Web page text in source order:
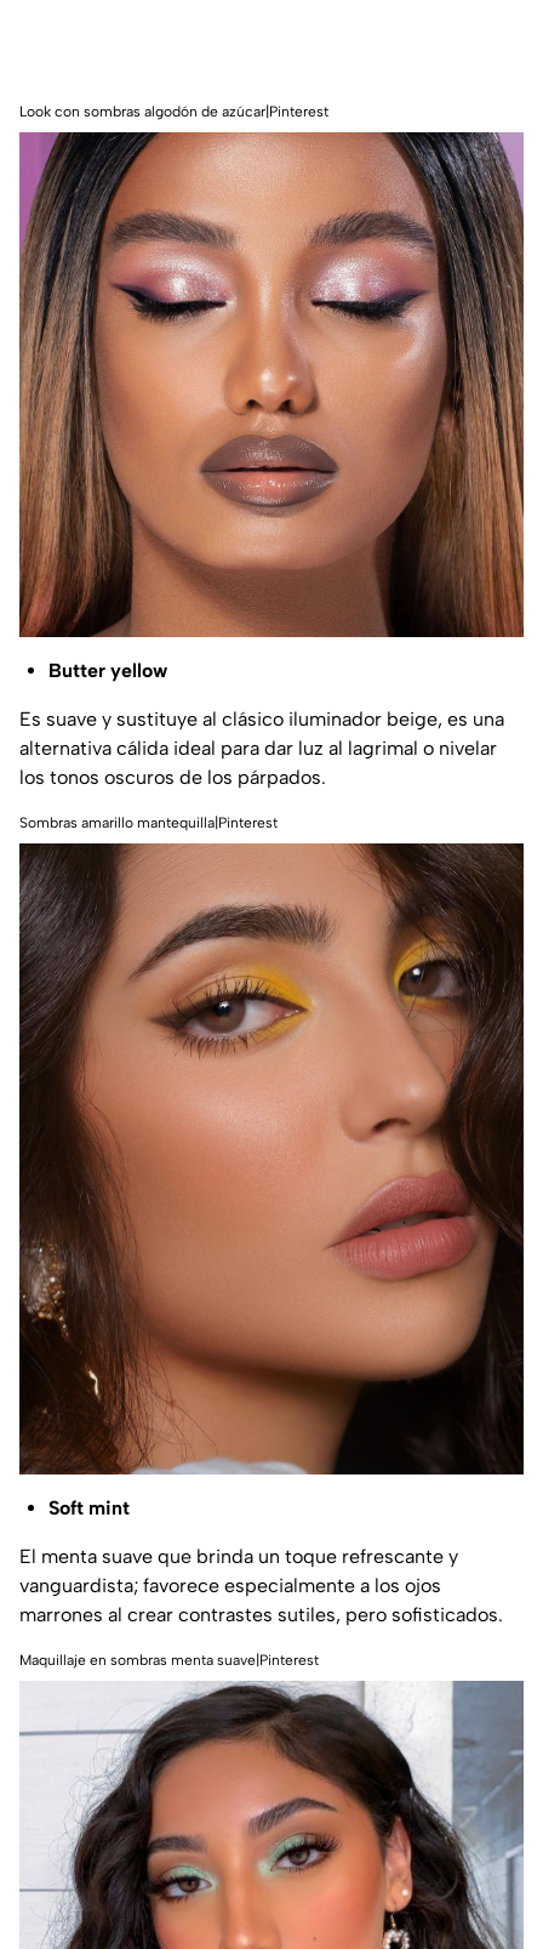
Look con sombras algodón de azúcar|Pinterest
Butter yellow
Es suave y sustituye al clásico iluminador beige, es una
alternativa cálida ideal para dar luz al lagrimal o nivelar
los tonos oscuros de los párpados.
Sombras amarillo mantequilla|Pinterest
Soft mint
El menta suave que brinda un toque refrescante y
vanguardista; favorece especialmente a los ojos
marrones al crear contrastes sutiles, pero sofisticados.
Maquillaje en sombras menta suave|Pinterest